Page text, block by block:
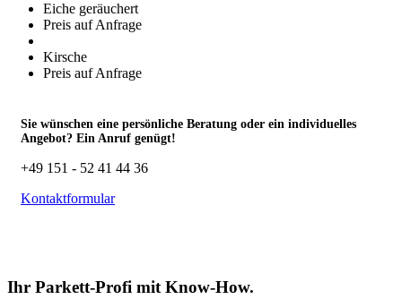
Eiche geräuchert
Preis auf Anfrage
Kirsche
Preis auf Anfrage
Sie wünschen eine persönliche Beratung oder ein individuelles
Angebot? Ein Anruf genügt!
+49 151 - 52 41 44 36
Kontaktformular
Ihr Parkett-Profi mit Know-How.